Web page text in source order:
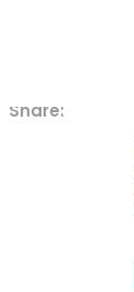
Share: